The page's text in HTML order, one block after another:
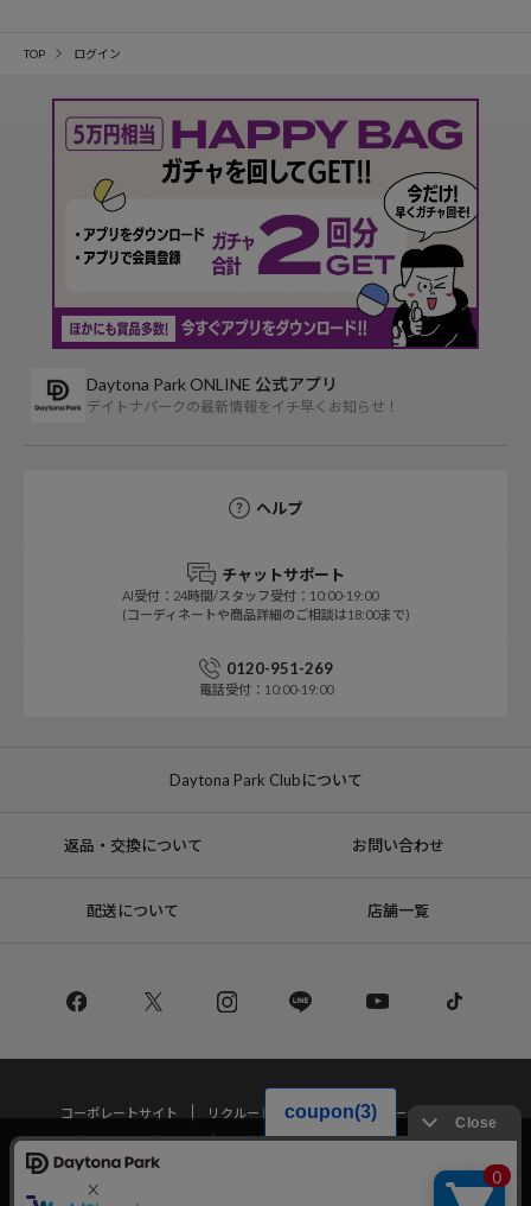
TOP ログイン
Daytona Park ONLINE 公式アプリ
デイトナパークの最新情報をイチ早くお知らせ！
ヘルプ
チャットサポート
AI受付：24時間/スタッフ受付：10:00-19:00
(コーディネートや商品詳細のご相談は18:00まで)
0120-951-269
電話受付：10:00-19:00
Daytona Park Clubについて
返品・交換について お問い合わせ
配送について 店舗一覧
コーポレートサイト リクルート
サステナブルマークについて
プライバシーポリシー
特定商取引法・古物営業法に基づく表記
当サイトでは利用体験の向上およびコンテンツの最適な提供、トラフィック
の分析を目的としてCookieを使用しています。